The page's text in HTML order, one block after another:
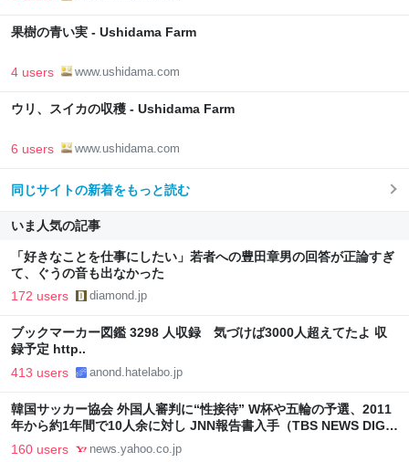
果樹の青い実 - Ushidama Farm
4 users www.ushidama.com
ウリ、スイカの収穫 - Ushidama Farm
6 users www.ushidama.com
同じサイトの新着をもっと読む
いま人気の記事
「好きなことを仕事にしたい」若者への豊田章男の回答が正論すぎ
て、ぐうの音も出なかった
172 users diamond.jp
ブックマーカー図鑑 3298 人収録 気づけば3000人超えてたよ 収
録予定 http..
413 users anond.hatelabo.jp
韓国サッカー協会 外国人審判に“性接待” W杯や五輪の予選、2011
年から約1年間で10人余に対し JNN報告書入手（TBS NEWS DIG
Powered by JNN） - Yahoo!ニュース
160 users news.yahoo.co.jp